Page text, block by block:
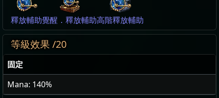
釋放輔助覺醒．釋放輔助高階釋放輔助
等級效果 /20
固定
Mana: 140%